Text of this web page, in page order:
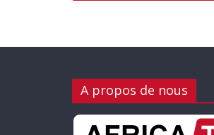
A propos de nous